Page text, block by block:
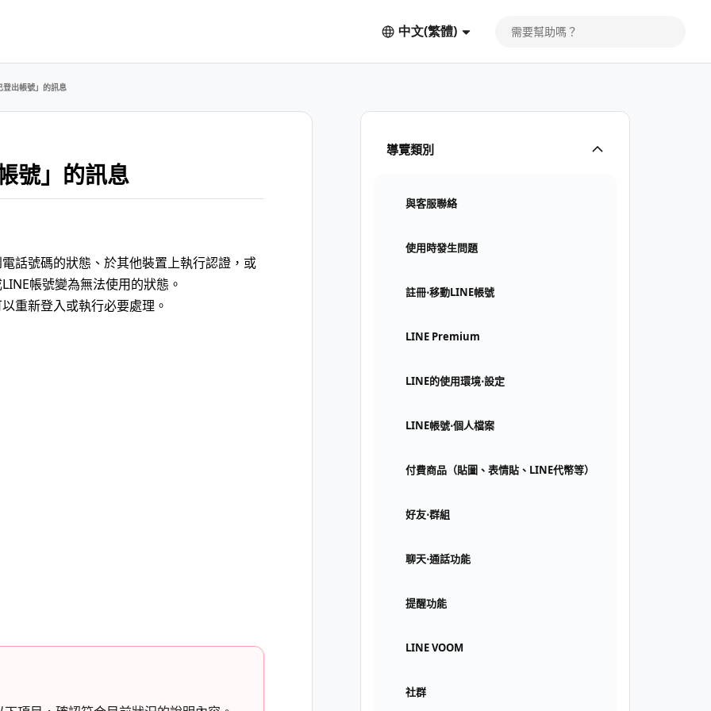
中文(繁體)
導覽類別
與客服聯絡
使用時發生問題
註冊⋅移動LINE帳號
LINE Premium
LINE的使用環境⋅設定
LINE帳號⋅個人檔案
付費商品（貼圖、表情貼、LINE代幣等）
好友⋅群組
聊天⋅通話功能
提醒功能
LINE VOOM
社群
登出帳號」的訊息
號」的訊息
話號碼的狀態、於其他裝置上執行認證，或
帳號變為無法使用的狀態。
重新登入或執行必要處理。